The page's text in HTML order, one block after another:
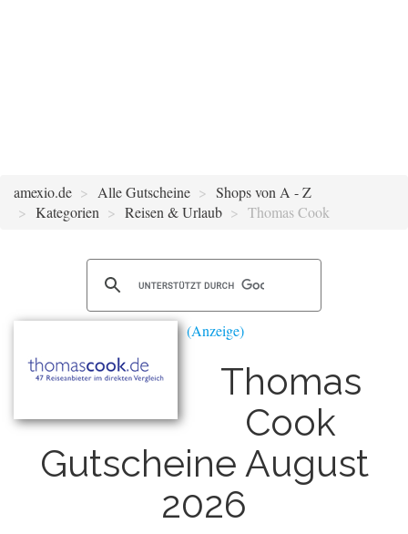
amexio.de Alle Gutscheine
Shops von A - Z
Kategorien
Reisen & Urlaub Thomas Cook
Thomas
Cook
Gutscheine August
2026